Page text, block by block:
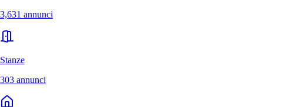
3,631 annunci
Stanze
303 annunci